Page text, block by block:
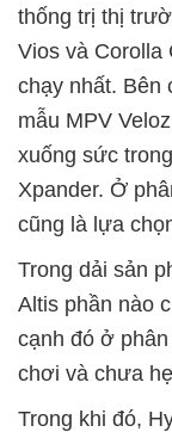
thống trị thị
Vios và Corolla
chạy nhất. Bên
mẫu MPV
xuống sức
Xpander. Ở
cũng là lựa
Trong dải sản
Altis phần nào
cạnh đó ở
chơi và chưa
Trong khi đó,